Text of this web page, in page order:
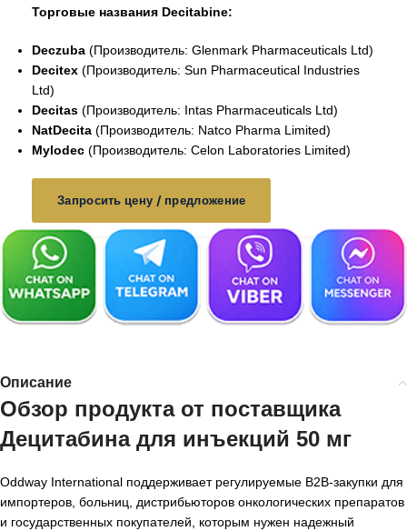
Торговые названия Decitabine:
Deczuba (Производитель: Glenmark Pharmaceuticals Ltd)
Decitex (Производитель: Sun Pharmaceutical Industries
Ltd)
Decitas (Производитель: Intas Pharmaceuticals Ltd)
NatDecita (Производитель: Natco Pharma Limited)
Mylodec (Производитель: Celon Laboratories Limited)
Запросить цену / предложение
Описание
Обзор продукта от поставщика
Децитабина для инъекций 50 мг
Oddway International поддерживает регулируемые B2B-закупки для
импортеров, больниц, дистрибьюторов онкологических препаратов
и государственных покупателей, которым нужен надежный